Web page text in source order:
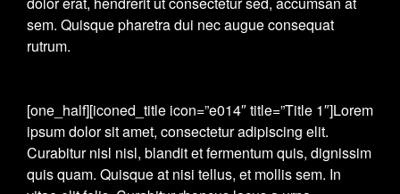
sem. Quisque pharetra dui nec augue consequat
rutrum.
[one_half][iconed_title icon=”e014″ title=”Title 1″]Lorem
ipsum dolor sit amet, consectetur adipiscing elit.
Curabitur nisl nisl, blandit et fermentum quis, dignissim
quis quam. Quisque at nisi tellus, et mollis sem. In